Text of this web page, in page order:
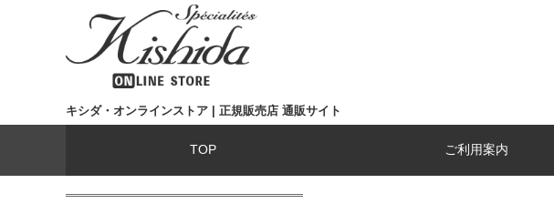
キシダ・オンラインストア | 正規販売店 通販サイト
TOP ご利用案内